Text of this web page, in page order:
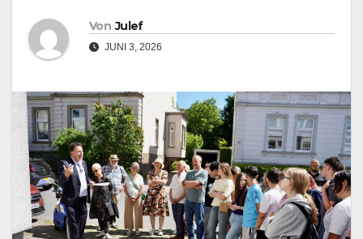
Von Julef
JUNI 3, 2026